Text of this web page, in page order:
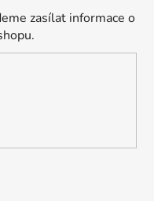
zasílat informace o